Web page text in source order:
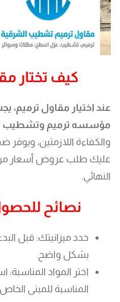
كيف تختار
عند اختيار مقاول
مؤسسه ترميم وتشطيب
والكفاءة اللازمتين، ويوفر
عليك طلب عروض أسعار من
النهائي.
نصائح
حدد ميزانيتك: قبل
بشكل واضح.
اختر المواد
المناسبة للمبنى